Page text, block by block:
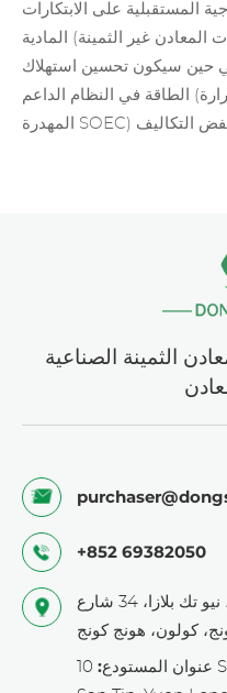
المستقبلية على الابتكارات
المادية (على سبيل المثال، محفزات المعادن غير الثمينة AEM)
في حين سيكون تحسين استهلاك
الطاقة في النظام الداعم (على سبيل المثال، استخدام الحرارة
الثمينة الصناعية
+852 69382050
شقة 2120، 21/إف، نيو تك بلازا، 34 شارع
عنوان المستودع: 10 Siu Hum Tsuen, Ka Lung Road,